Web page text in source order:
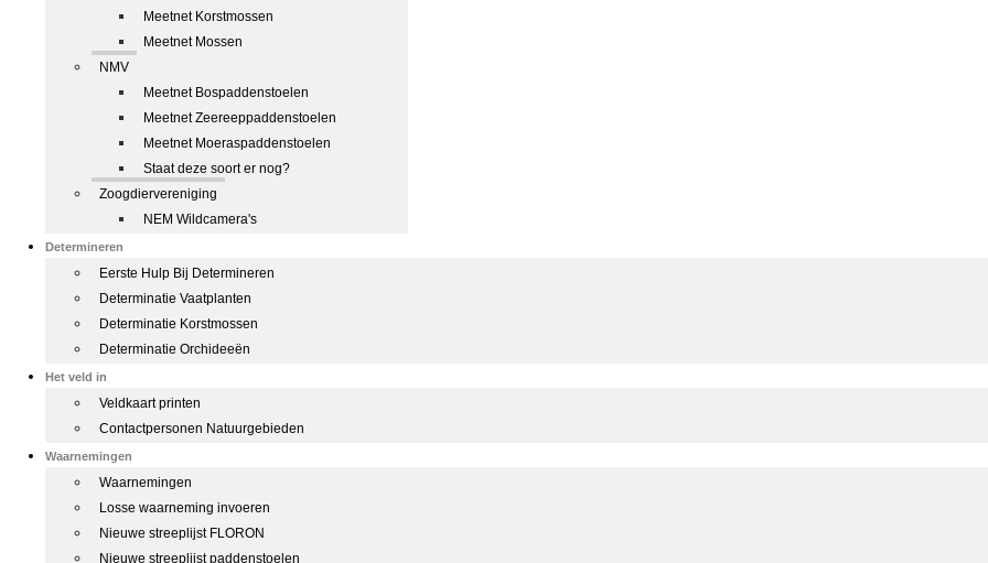
Meetnet Korstmossen
Meetnet Mossen
NMV
Meetnet Bospaddenstoelen
Meetnet Zeereeppaddenstoelen
Meetnet Moeraspaddenstoelen
Staat deze soort er nog?
Zoogdiervereniging
NEM Wildcamera's
Determineren
Eerste Hulp Bij Determineren
Determinatie Vaatplanten
Determinatie Korstmossen
Determinatie Orchideeën
Het veld in
Veldkaart printen
Contactpersonen Natuurgebieden
Waarnemingen
Waarnemingen
Losse waarneming invoeren
Nieuwe streeplijst FLORON
Nieuwe streeplijst paddenstoelen